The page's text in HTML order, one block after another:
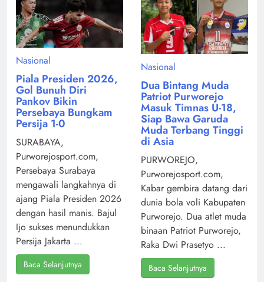
Nasional
Piala Presiden 2026,
Gol Bunuh Diri
Pankov Bikin
Persebaya Bungkam
Persija 1-0
SURABAYA,
Purworejosport.com,
Persebaya Surabaya
mengawali langkahnya di
ajang Piala Presiden 2026
dengan hasil manis. Bajul
Ijo sukses menundukkan
Persija Jakarta ...
Baca Selanjutnya
Nasional
Dua Bintang Muda
Patriot Purworejo
Masuk Timnas U-18,
Siap Bawa Garuda
Muda Terbang Tinggi
di Asia
PURWOREJO,
Purworejosport.com,
Kabar gembira datang dari
dunia bola voli Kabupaten
Purworejo. Dua atlet muda
binaan Patriot Purworejo,
Raka Dwi Prasetyo ...
Baca Selanjutnya